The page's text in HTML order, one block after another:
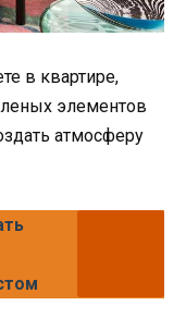
в квартире,
элементов
атмосферу